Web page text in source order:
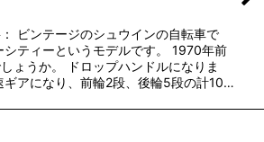
ビンテージのシュウインの自転車で
シティーというモデルです。 1970年前
ょうか。 ドロップハンドルになりま
ギアになり、前輪2段、後輪5段の計10…